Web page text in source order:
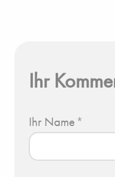
Ihr
Ihr Name *